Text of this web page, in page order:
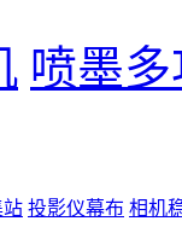
喷墨
站 投影仪幕布 相机